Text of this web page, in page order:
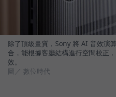
除了頂級畫質，Sony 將 AI 音效演
合，能根據客廳結構進行空間校正
效。
圖／ 數位時代